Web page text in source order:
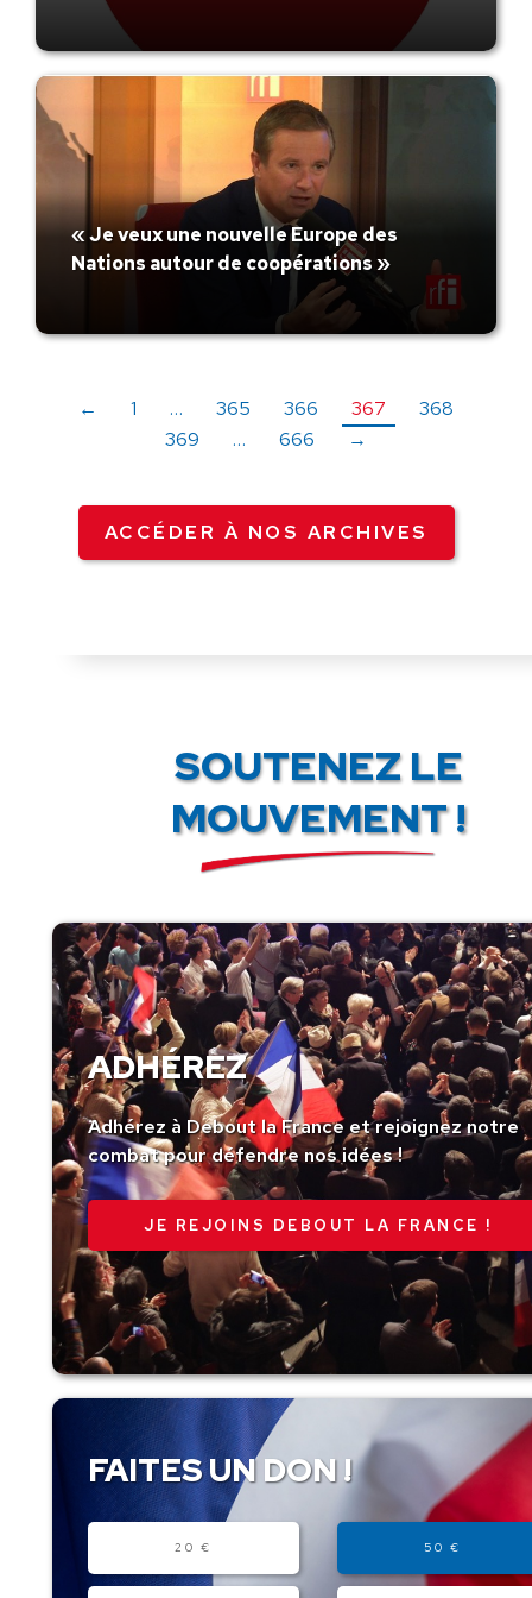
« Je veux une nouvelle Europe des
Nations autour de coopérations »
← 1 … 365 366 367
368
369
… 666 →
ACCÉDER À NOS ARCHIVES
SOUTENEZ LE
MOUVEMENT !
ADHÉREZ
Adhérez à Debout la France et rejoignez notre
combat pour défendre nos idées !
JE REJOINS DEBOUT LA FRANCE !
FAITES UN DON !
20 € 50 €